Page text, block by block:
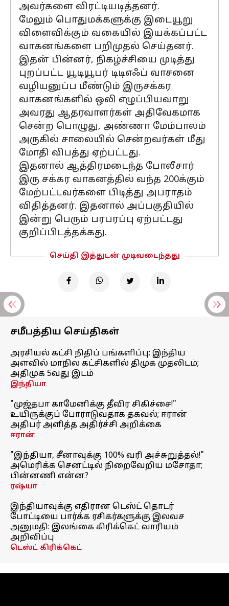
அவர்களை விரட்டியடித்தனர்.
மேலும் பொதுமக்களுக்கு இடையூறு
விளைவிக்கும் வகையில் இயக்கப்பட்ட
வாகனங்களை பறிமுதல் செய்தனர்.
இதன் பின்னர், நிகழ்ச்சியை முடித்து
புறப்பட்ட யூடியூபர் டிடிஎஃப் வாசனை
வழியனுப்ப மீண்டும் இருசக்கர
வாகனங்களில் ஒலி எழுப்பியவாறு
அவரது ஆதரவாளர்கள் அதிவேகமாக
சென்ற பொழுது, அண்ணா மேம்பாலம்
அருகில் சாலையில் சென்றவர்கள் மீது
மோதி விபத்து ஏற்பட்டது.
இதனால் ஆத்திரமடைந்த போலீசார்
இரு சக்கர வாகனத்தில் வந்த 200க்கும்
மேற்பட்டவர்களை பிடித்து அபராதம்
விதித்தனர். இதனால் அப்பகுதியில்
இன்று பெரும் பரபரப்பு ஏற்பட்டது
குறிப்பிடத்தக்கது.
செய்தி இத்துடன் முடிவடைந்தது
சமீபத்திய செய்திகள்
அரசியல் கட்சி நிதிப் பங்களிப்பு: இந்திய
அளவில் மாநில கட்சிகளில் திமுக முதலிடம்;
அதிமுக 5வது இடம்
இந்தியா
"முஜ்தபா காமேனிக்கு தீவிர சிகிச்சை!"
உயிருக்குப் போராடுவதாக தகவல்; ஈரான்
அதிபர் அளித்த அதிர்ச்சி அறிக்கை
ஈரான்
"இந்தியா, சீனாவுக்கு 100% வரி அச்சுறுத்தல்!"
அமெரிக்க செனட்டில் நிறைவேறிய மசோதா;
பின்னணி என்ன?
ரஷ்யா
இந்தியாவுக்கு எதிரான டெஸ்ட் தொடர்
போட்டியை பார்க்க ரசிகர்களுக்கு இலவச
அனுமதி: இலங்கை கிரிக்கெட் வாரியம்
அறிவிப்பு
டெஸ்ட் கிரிக்கெட்